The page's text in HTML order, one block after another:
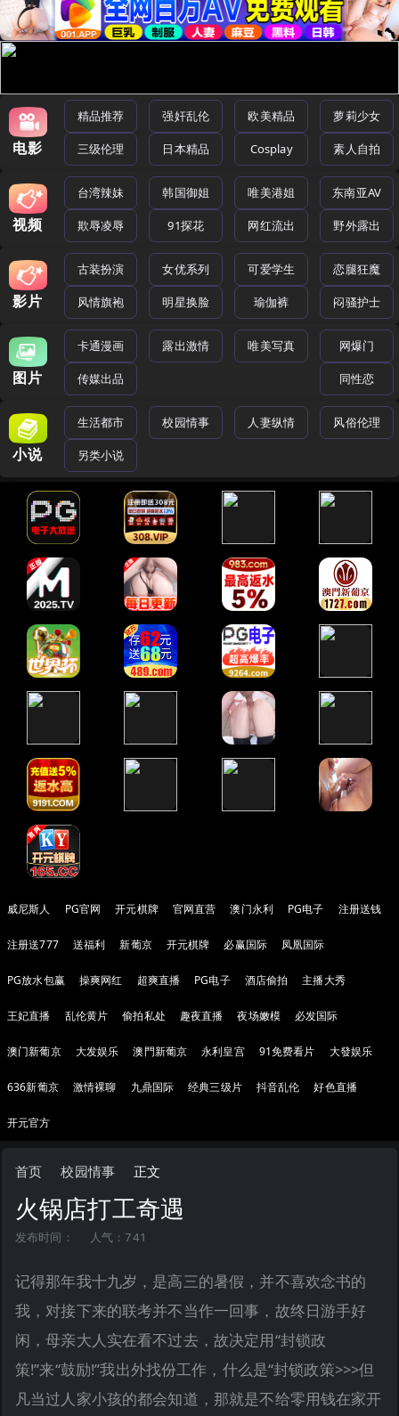
电影
精品推荐 强奸乱伦 欧美精品 萝莉少女
三级伦理 日本精品 Cosplay 素人自拍
视频
台湾辣妹 韩国御姐 唯美港姐 东南亚AV
欺辱凌辱 91探花 网红流出 野外露出
影片
古装扮演 女优系列 可爱学生 恋腿狂魔
风情旗袍 明星换脸 瑜伽裤 闷骚护士
图片
卡通漫画 露出激情 唯美写真 网爆门
传媒出品 同性恋
小说
生活都市 校园情事 人妻纵情 风俗伦理
另类小说
威尼斯人 PG官网 开元棋牌 官网直营 澳门永利 PG电子 注册送钱
注册送777 送福利 新葡京 开元棋牌 必赢国际 凤凰国际
PG放水包赢 操爽网红 超爽直播 PG电子 酒店偷拍 主播大秀
王妃直播 乱伦黄片 偷拍私处 趣夜直播 夜场嫩模 必发国际
澳门新葡京 大发娱乐 澳門新葡京 永利皇宫 91免费看片 大發娱乐
636新葡京 激情裸聊 九鼎国际 经典三级片 抖音乱伦 好色直播
开元官方
首页 校园情事 正文
火锅店打工奇遇
发布时间： 人气：741
记得那年我十九岁，是高三的暑假，并不喜欢念书的
我，对接下来的联考并不当作一回事，故终日游手好
闲，母亲大人实在看不过去，故决定用“封锁政
策!”来“鼓励!”我出外找份工作，什么是“封锁政策>>>但
凡当过人家小孩的都会知道，那就是不给零用钱在家开